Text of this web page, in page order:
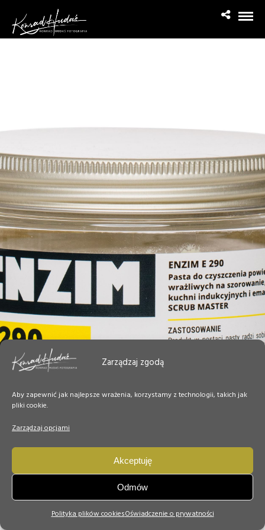
Zarządzaj zgodą
Aby zapewnić jak najlepsze wrażenia, korzystamy z technologii, takich jak
pliki cookie.
Zarządzaj opcjami
Akceptuję
Odmów
Polityka plików cookiesOświadczenie o prywatności